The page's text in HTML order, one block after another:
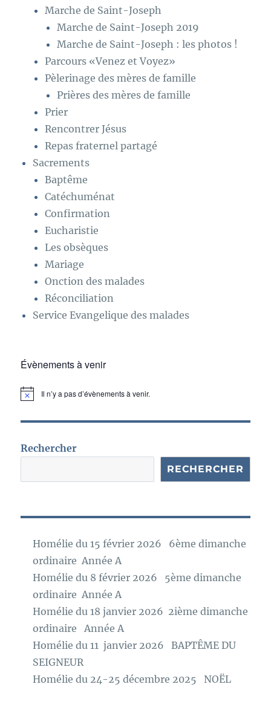
Marche de Saint-Joseph
Marche de Saint-Joseph 2019
Marche de Saint-Joseph : les photos !
Parcours «Venez et Voyez»
Pèlerinage des mères de famille
Prières des mères de famille
Prier
Rencontrer Jésus
Repas fraternel partagé
Sacrements
Baptême
Catéchuménat
Confirmation
Eucharistie
Les obsèques
Mariage
Onction des malades
Réconciliation
Service Evangelique des malades
Évènements à venir
N
e
Il n’y a pas d’évènements à venir.
Rechercher
RECHERCHER
Homélie du 15 février 2026 6ème dimanche
ordinaire Année A
Homélie du 8 février 2026 5ème dimanche
ordinaire Année A
Homélie du 18 janvier 2026 2ième dimanche
ordinaire Année A
Homélie du 11 janvier 2026 BAPTÊME DU
SEIGNEUR
Homélie du 24-25 décembre 2025 NOËL